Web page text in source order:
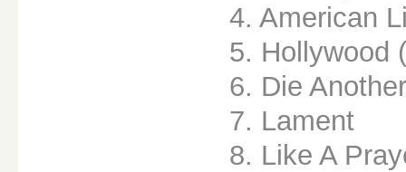
4. American
5. Hollywood
6. Die
7. Lament
8. Like A